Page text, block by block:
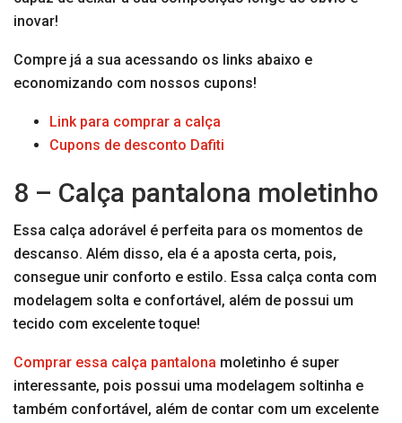
inovar!
Compre já a sua acessando os links abaixo e
economizando com nossos cupons!
Link para comprar a calça
Cupons de desconto Dafiti
8 – Calça pantalona moletinho
Essa calça adorável é perfeita para os momentos de
descanso. Além disso, ela é a aposta certa, pois,
consegue unir conforto e estilo. Essa calça conta com
modelagem solta e confortável, além de possui um
tecido com excelente toque!
Comprar essa calça pantalona moletinho é super
interessante, pois possui uma modelagem soltinha e
também confortável, além de contar com um excelente